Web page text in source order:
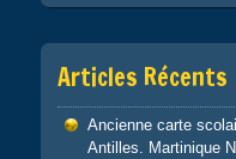
Articles Récents
Ancienne carte
Antilles. Martinique